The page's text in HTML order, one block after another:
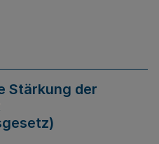
Stärkung der